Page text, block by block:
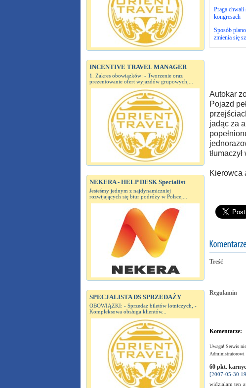
INCENTIVE TRAVEL MANAGER
1. Zakres obowiązków: - Tworzenie oraz
prezentowanie ofert wyjazdów grupowych,...
NEKERA - HELP DESK Specialist
Jesteśmy jednym z najdynamiczniej
rozwijających się biur podróży w Polsce,...
SPECJALISTA DS SPRZEDAŻY
OBOWIĄZKI: - Sprzedaż biletów lotniczych, -
Kompleksowa obsługa klientów...
Praga chwali
kongresach
Sposób
zmienia się
Autokar
Pojazd
jadąc za
Kierowca
Treść
Regulamin
Komentarze:
Uwaga! Serwis
Administratorowi
60 pkt.
[2007-05-30
widzialam ten